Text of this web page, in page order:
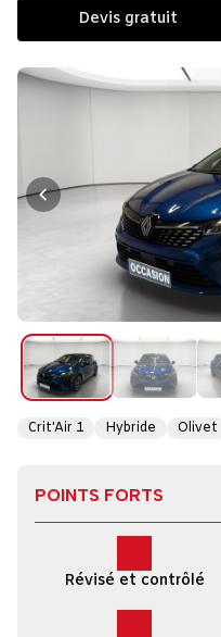
Devis gratuit
Crit'Air 1 Hybride Olivet
POINTS FORTS
Révisé et contrôlé